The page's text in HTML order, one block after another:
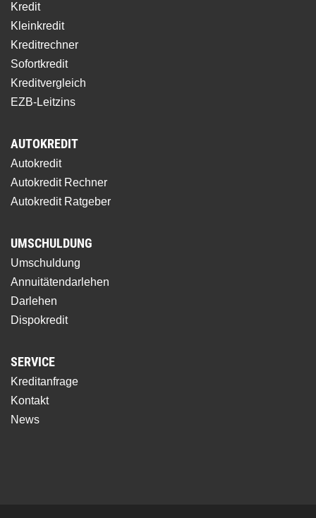
Kredit
Kleinkredit
Kreditrechner
Sofortkredit
Kreditvergleich
EZB-Leitzins
AUTOKREDIT
Autokredit
Autokredit Rechner
Autokredit Ratgeber
UMSCHULDUNG
Umschuldung
Annuitätendarlehen
Darlehen
Dispokredit
SERVICE
Kreditanfrage
Kontakt
News